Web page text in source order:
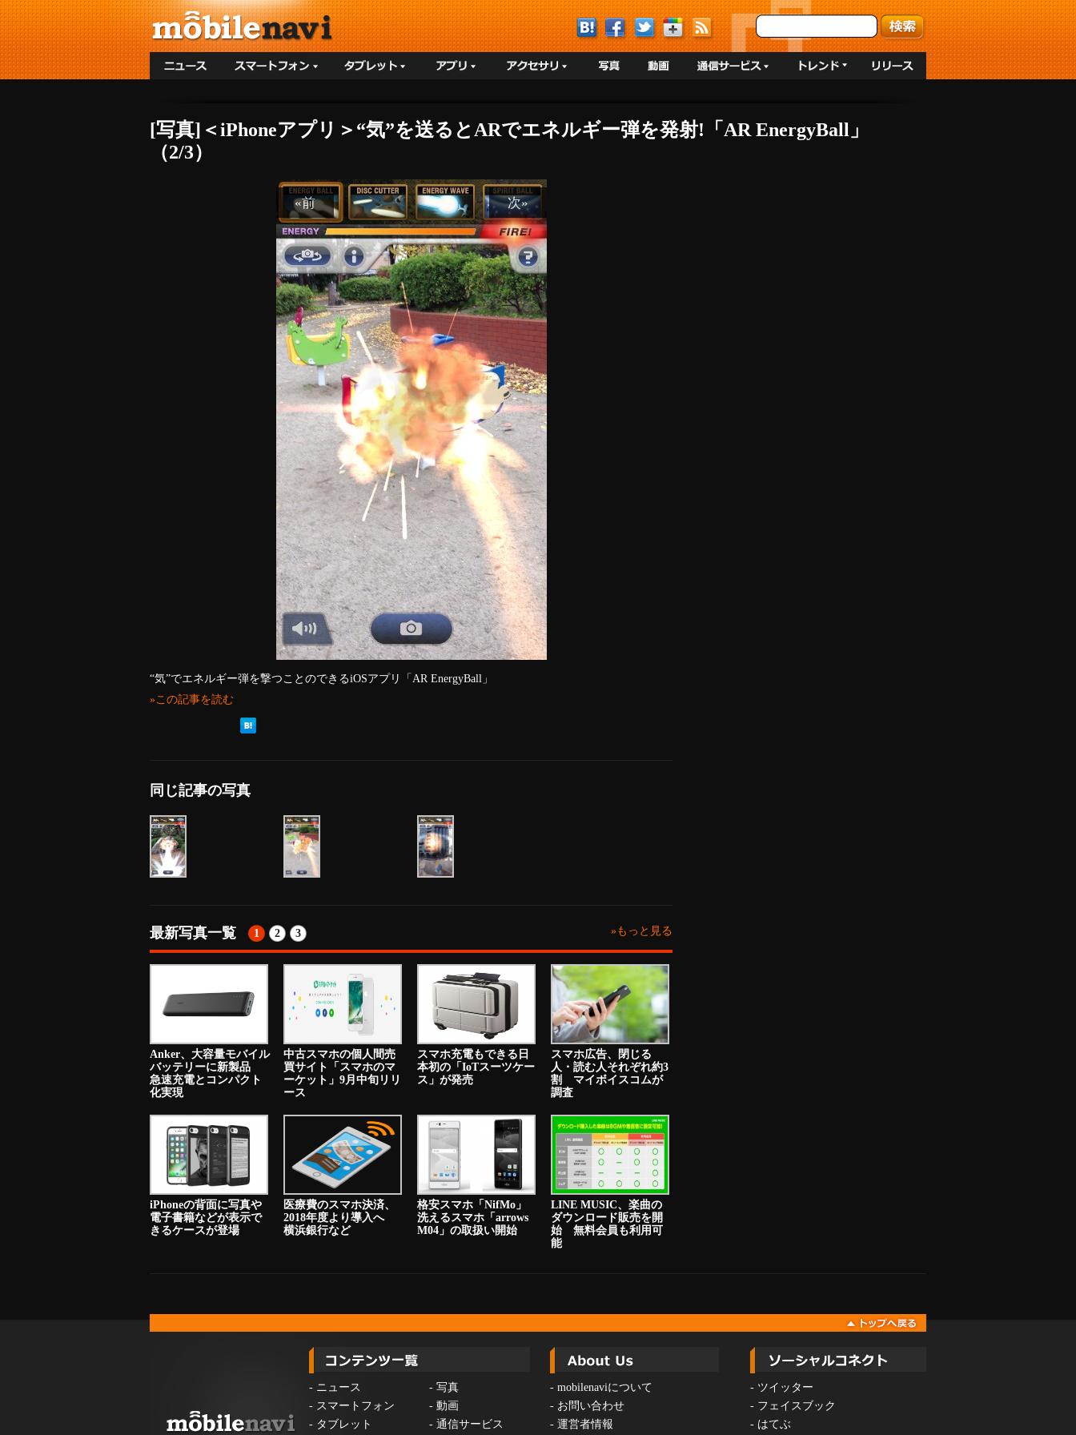
[写真]＜iPhoneアプリ＞“気”を送るとARでエネルギー弾を発射!「AR EnergyBall」
（2/3）
«前 次»
“気”でエネルギー弾を撃つことのできるiOSアプリ「AR EnergyBall」
»この記事を読む
同じ記事の写真
最新写真一覧 »もっと見る
1 2 3
Anker、大容量モバイル
バッテリーに新製品
急速充電とコンパクト
化実現
中古スマホの個人間売
買サイト「スマホのマ
ーケット」9月中旬リリ
ース
スマホ充電もできる日
本初の「IoTスーツケー
ス」が発売
スマホ広告、閉じる
人・読む人それぞれ約3
割 マイボイスコムが
調査
iPhoneの背面に写真や
電子書籍などが表示で
きるケースが登場
医療費のスマホ決済、
2018年度より導入へ
横浜銀行など
格安スマホ「NifMo」
洗えるスマホ「arrows
M04」の取扱い開始
LINE MUSIC、楽曲の
ダウンロード販売を開
始 無料会員も利用可
能
- ニュース - 写真
- スマートフォン - 動画
- タブレット - 通信サービス
- mobilenaviについて
- お問い合わせ
- 運営者情報
- ツイッター
- フェイスブック
- はてぶ